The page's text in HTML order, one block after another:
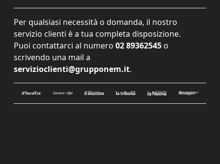
Per qualsiasi necessità o domanda, il nostro
servizio clienti è a tua completa disposizione.
Puoi contattarci al numero 02 89362545 o
scrivendo una mail a
servizioclienti@grupponem.it.